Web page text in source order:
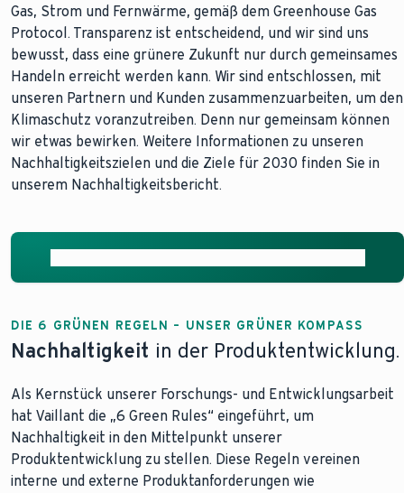
Gas, Strom und Fernwärme, gemäß dem Greenhouse Gas
Protocol. Transparenz ist entscheidend, und wir sind uns
bewusst, dass eine grünere Zukunft nur durch gemeinsames
Handeln erreicht werden kann. Wir sind entschlossen, mit
unseren Partnern und Kunden zusammenzuarbeiten, um den
Klimaschutz voranzutreiben. Denn nur gemeinsam können
wir etwas bewirken. Weitere Informationen zu unseren
Nachhaltigkeitszielen und die Ziele für 2030 finden Sie in
unserem Nachhaltigkeitsbericht.
DIE 6 GRÜNEN REGELN – UNSER GRÜNER KOMPASS
Nachhaltigkeit in der Produktentwicklung.
Als Kernstück unserer Forschungs- und Entwicklungsarbeit
hat Vaillant die „6 Green Rules“ eingeführt, um
Nachhaltigkeit in den Mittelpunkt unserer
Produktentwicklung zu stellen. Diese Regeln vereinen
interne und externe Produktanforderungen wie